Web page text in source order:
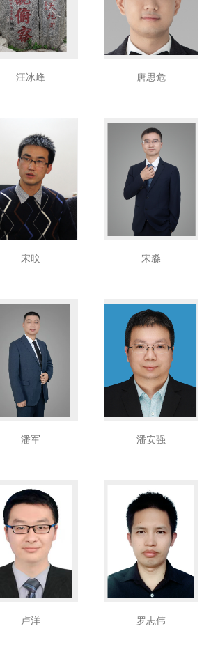
汪冰峰 唐思危
宋旼 宋淼
潘军 潘安强
卢洋 罗志伟